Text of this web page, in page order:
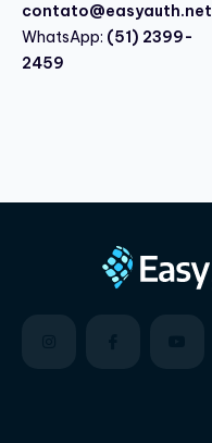
contato@easyauth.net
WhatsApp: (51) 2399-
2459